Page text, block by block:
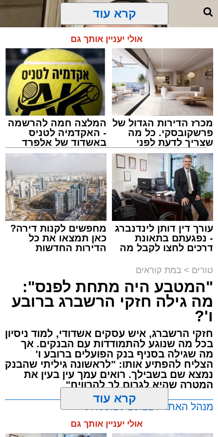
"אבא, אמא אמרה שמחר צריך לקחת אותי
לבדיקה", העבירה הילדה את ההודעה.
האב הנהן והמשיך לאכול.
לא היו צעקות ולא נאמרו מילים פוגעות. למתבונן
מן הצד היה נדמה שמדובר בערב משפחתי רגיל
לחלוטין.
לאחר שהילדים הלכו לישון, מצאה האם פתק קטן
ומקופל מתחת לצלחת שלה. על הפתק נכתב
בכתב יד ילדותי:
"אבא ואמא, אתם ברוגז?"
היא נשארה לעמוד מול השולחן והביטה במילים.
הם מעולם לא רבו לפני הילדים. למעשה,
בשבועות האחרונים הם כמעט לא רבו בכלל.
היא הניחה את הפתק מול בעלה.
"אני לא כועס", אמר מיד.
"גם אני לא", השיבה. "אבל כבר שבועיים אנחנו
מדברים רק דרך הילדים".
הרב יעקב פרבר ז"ל
עורך האתר / 17:30 29.07.26
תגים: הרב יעקב פרבר ז"ל
די, הגיע הרגע שבו אסור לשתוק יותר.
המראות אליהם נחשפתי, תמונות שבהן נראים
מגשי כיבוד שהועמדו בבתי כנסת "לרגל פטירתו
של (הרב, המילה לא במקור) יעקב פרבר" (וכאן
מחקתי כינוי שהתווסף במקור), הצליחו לגרום לי
לזעזוע, אך יותר מכך - לחרדה. הנה, מראות כאלו
מתרחשים, קבל עם ועולם, ובמקום שאמות
הסיפים יזועו ואנו נשמע גינויים מכל עבר, אנו עדים
לשתיקה רועמת. מכל עבר.
אז מה, אומר לי חבר, זה בשוליים. זה קורה אצל
קרא עוד
אולי יעניין אותך גם
מכרז הדירות הגדול של
פרשקובסקי. כל מה
שצריך לדעת לפני
שמגישים הצעה לדירה
באשדוד
המלצה חמה להרשמה
- האקדמיה לטניס
באשדוד של אלפרד
קריאולנסקי - לילדים
עורך דין דותן לינדנברג
- נפגעתם בתאונת
דרכים לחצו לקבל מה
מחפשים לקנות דירה?
כאן תמצאו את כל
הדירות החדשות
טורים > במת קוראים
"המטבע היה מתחת לפנס":
מה גילה חזקי הרשברג ברובע
ו'?
חזקי הרשברג, איש עסקים אשדודי, למוד ניסיון
בכל מה שנוגע להתמודדות עם הבנקים. אך
מה שגילה בסניף בנק הפועלים ברובע ו'
הצליח להפתיע אותו: "לראשונה גיליתי שהבנק
נמצא שם בשבילך. רואים עמך עין בעין את
המטרה שהיא לגרום לך להרוויח"
מנהל האתר / 15:22 07.05.26
קרא עוד
אולי יעניין אותך גם